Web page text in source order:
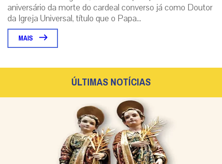
aniversário da morte do cardeal converso já como Doutor
da Igreja Universal, título que o Papa...
MAIS
ÚLTIMAS NOTÍCIAS